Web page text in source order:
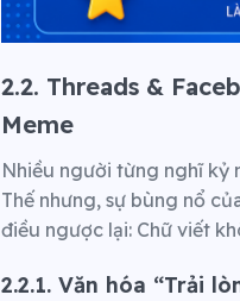
2.2. Threads &
Meme
Nhiều người từng nghĩ kỷ
Thế nhưng, sự bùng nổ
điều ngược lại: Chữ viết
2.2.1. Văn hóa “Trải